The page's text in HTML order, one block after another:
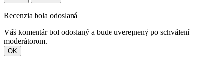
Recenzia bola odoslaná
Váš komentár bol odoslaný a bude uverejnený po schválení
moderátorom.
OK